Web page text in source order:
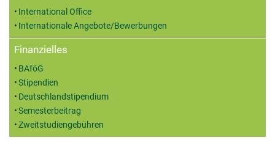
International Office
Internationale Angebote/Bewerbungen
Finanzielles
BAföG
Stipendien
Deutschlandstipendium
Semesterbeitrag
Zweitstudiengebühren